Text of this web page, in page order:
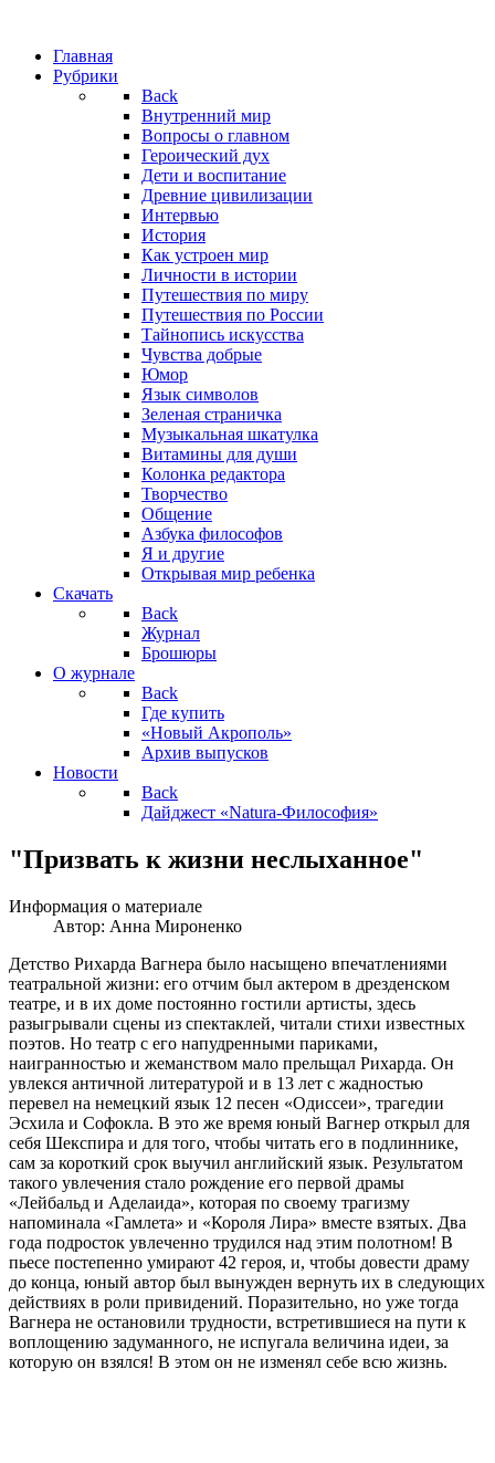
Главная
Рубрики
Back
Внутренний мир
Вопросы о главном
Героический дух
Дети и воспитание
Древние цивилизации
Интервью
История
Как устроен мир
Личности в истории
Путешествия по миру
Путешествия по России
Тайнопись искусства
Чувства добрые
Юмор
Язык символов
Зеленая страничка
Музыкальная шкатулка
Витамины для души
Колонка редактора
Творчество
Общение
Азбука философов
Я и другие
Открывая мир ребенка
Скачать
Back
Журнал
Брошюры
О журнале
Back
Где купить
«Новый Акрополь»
Архив выпусков
Новости
Back
Дайджест «Natura-Философия»
"Призвать к жизни неслыханное"
Информация о материале
Автор: Анна Мироненко
Детство Рихарда Вагнера было насыщено впечатлениями
театральной жизни: его отчим был актером в дрезденском
театре, и в их доме постоянно гостили артисты, здесь
разыгрывали сцены из спектаклей, читали стихи известных
поэтов. Но театр с его напудренными париками,
наигранностью и жеманством мало прельщал Рихарда. Он
увлекся античной литературой и в 13 лет с жадностью
перевел на немецкий язык 12 песен «Одиссеи», трагедии
Эсхила и Софокла. В это же время юный Вагнер открыл для
себя Шекспира и для того, чтобы читать его в подлиннике,
сам за короткий срок выучил английский язык. Результатом
такого увлечения стало рождение его первой драмы
«Лейбальд и Аделаида», которая по своему трагизму
напоминала «Гамлета» и «Короля Лира» вместе взятых. Два
года подросток увлеченно трудился над этим полотном! В
пьесе постепенно умирают 42 героя, и, чтобы довести драму
до конца, юный автор был вынужден вернуть их в следующих
действиях в роли привидений. Поразительно, но уже тогда
Вагнера не остановили трудности, встретившиеся на пути к
воплощению задуманного, не испугала величина идеи, за
которую он взялся! В этом он не изменял себе всю жизнь.